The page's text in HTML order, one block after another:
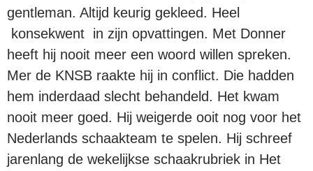
gentleman. Altijd keurig gekleed. Heel
konsekwent in zijn opvattingen. Met Donner
heeft hij nooit meer een woord willen spreken.
Mer de KNSB raakte hij in conflict. Die hadden
hem inderdaad slecht behandeld. Het kwam
nooit meer goed. Hij weigerde ooit nog voor het
Nederlands schaakteam te spelen. Hij schreef
jarenlang de wekelijkse schaakrubriek in Het